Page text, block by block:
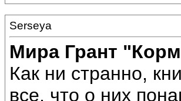
Serseya
Мира Грант
Как ни странно,
все, что о них